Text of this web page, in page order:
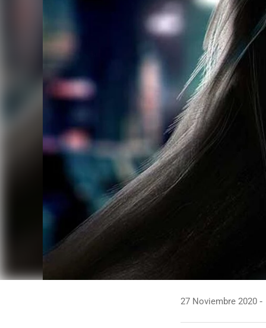
27 Noviembre 2020